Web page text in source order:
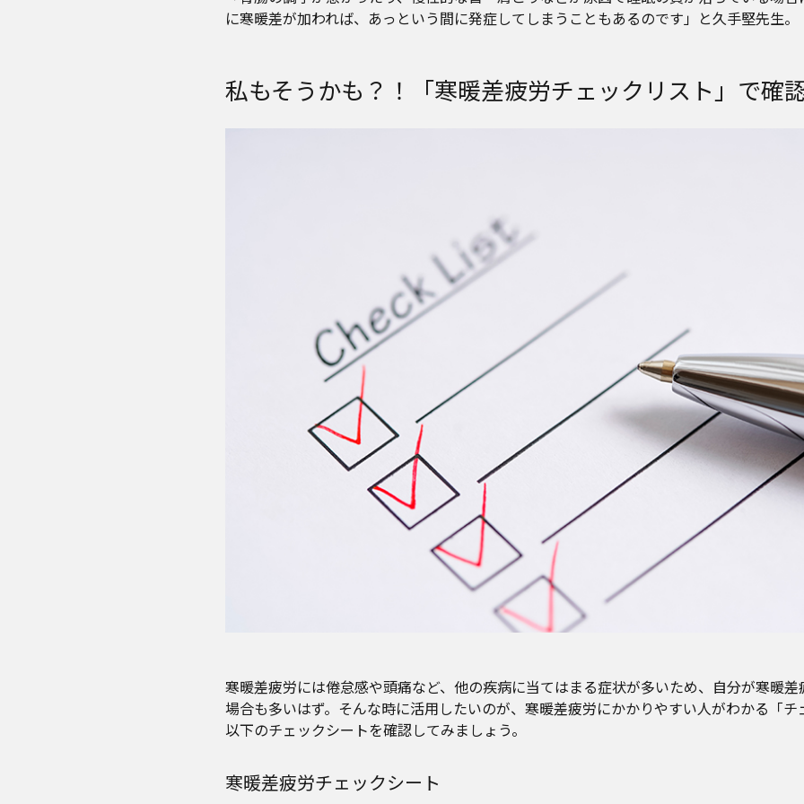
に寒暖差が加われば、あっという間に発症してしまうこともあるのです」と久手堅先生。
私もそうかも？！「寒暖差疲労チェックリスト」で確
寒暖差疲労には倦怠感や頭痛など、他の疾病に当てはまる症状が多いため、自分が寒暖
場合も多いはず。そんな時に活用したいのが、寒暖差疲労にかかりやすい人がわかる「チ
以下のチェックシートを確認してみましょう。
寒暖差疲労チェックシート